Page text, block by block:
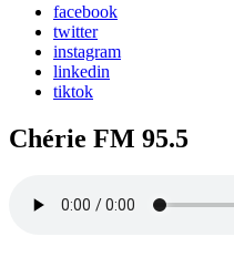
facebook
twitter
instagram
linkedin
tiktok
Chérie FM 95.5